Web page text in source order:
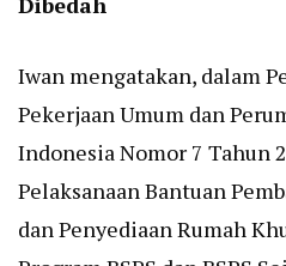
Iwan mengatakan, dalam
Pekerjaan Umum dan
Indonesia Nomor 7 Tahun
Pelaksanaan Bantuan
dan Penyediaan Rumah